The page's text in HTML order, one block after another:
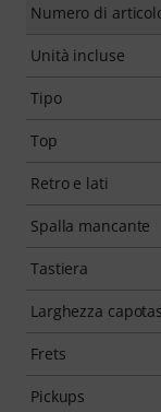
Numero di
Unità incluse
Tipo
Top
Retro e lati
Spalla mancante
Tastiera
Larghezza
Frets
Pickups